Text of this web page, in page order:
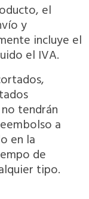
el
y
incluye el
el IVA.
tendrán
a
en la
de
tipo.